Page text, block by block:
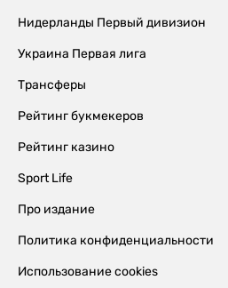
Нидерланды Первый дивизион
Украина Первая лига
Трансферы
Рейтинг букмекеров
Рейтинг казино
Sport Life
Про издание
Политика конфиденциальности
Использование cookies